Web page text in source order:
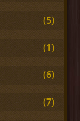
(5)
(1)
(6)
(7)